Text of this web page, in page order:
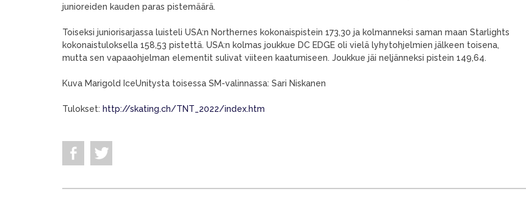
junioreiden kauden paras pistemäärä.
Toiseksi juniorisarjassa luisteli USA:n Northernes kokonaispistein 173,30 ja kolmanneksi saman maan Starlights
kokonaistuloksella 158,53 pistettä. USA:n kolmas joukkue DC EDGE oli vielä lyhytohjelmien jälkeen toisena,
mutta sen vapaaohjelman elementit sulivat viiteen kaatumiseen. Joukkue jäi neljänneksi pistein 149,64.
Kuva Marigold IceUnitysta toisessa SM-valinnassa: Sari Niskanen
Tulokset: http://skating.ch/TNT_2022/index.htm